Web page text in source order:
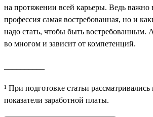
на протяжении всей карьеры. Ведь важно
профессия самая востребованная, но и
надо стать, чтобы быть востребованным.
во многом и зависит от компетенций.
¹ При подготовке статьи
показатели заработной платы.